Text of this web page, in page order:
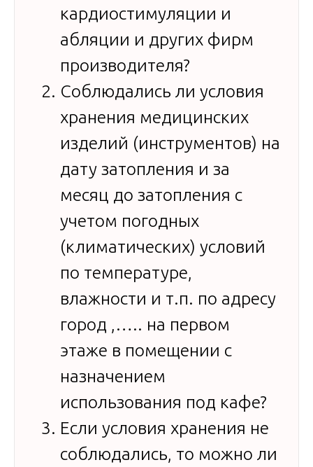
кардиостимуляции и
абляции и других фирм
производителя?
Соблюдались ли условия
хранения медицинских
изделий (инструментов) на
дату затопления и за
месяц до затопления с
учетом погодных
(климатических) условий
по температуре,
влажности и т.п. по адресу
город ,….. на первом
этаже в помещении с
назначением
использования под кафе?
Если условия хранения не
соблюдались, то можно ли